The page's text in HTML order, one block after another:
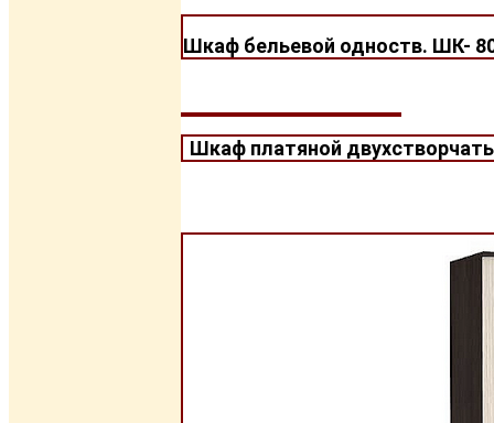
Шкаф бельевой одноств. ШК-
Шкаф платяной